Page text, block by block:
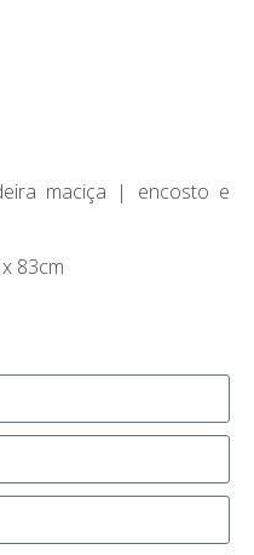
maciça | encosto e
83cm